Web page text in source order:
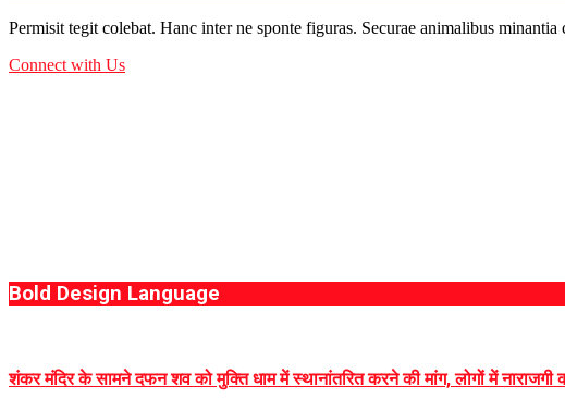
Permisit tegit colebat. Hanc inter ne sponte figuras. Securae animalibus
Connect with Us
Bold Design Language
शंकर मंदिर के सामने दफन शव को मुक्ति धाम में स्थानांतरित करने की मांग, लोगों में नाराजगी